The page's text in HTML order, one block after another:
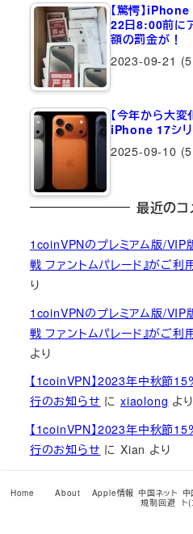
【驚愕】
22日8:00前に
額の罰金が！
2023-09-21
【今年から大
iPhone 17シ
2025-09-10
最近のコ
1coinVPNのプレミアム版/VIP
戦 ファントムパレード』がご利
り
1coinVPNのプレミアム版/VIP
戦 ファントムパレード』がご利
より
【1coinVPN】2023年中秋節15
行のお知らせ にxiaolong より
【1coinVPN】2023年中秋節15
行のお知らせ にXian より
行のお知らせにxiaolongより
Home About Apple情報 中国ネット
規制回避
ト